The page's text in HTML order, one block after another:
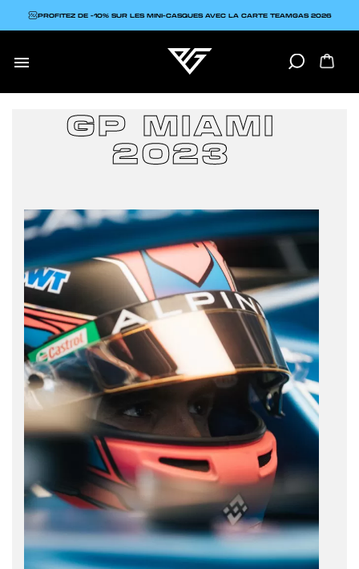

PROFITEZ DE -10% SUR LES MINI-CASQUES AVEC LA CARTE TEAMGAS 2026
GP MIAMI
2023